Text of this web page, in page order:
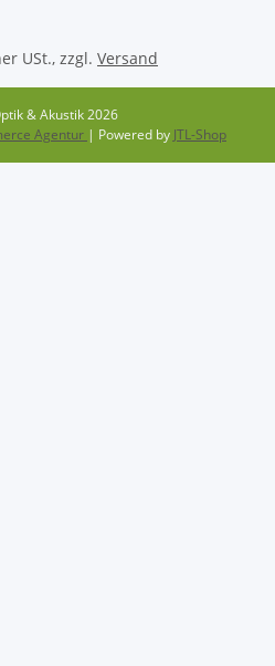
USt., zzgl. Versand
& Akustik 2026
Agentur | Powered by JTL-Shop